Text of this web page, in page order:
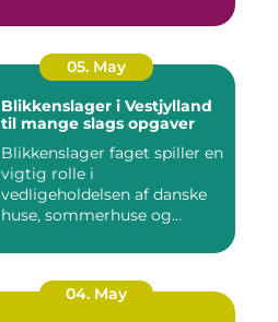
05. May
Blikkenslager i Vestjylland
til mange slags opgaver
Blikkenslager faget spiller en
vigtig rolle i
vedligeholdelsen af danske
huse, sommerhuse og
04. May